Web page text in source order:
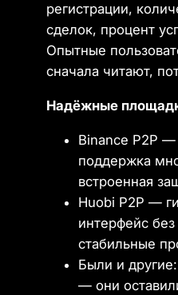
регистрации,
сделок, процент
Опытные
сначала читают,
Надёжные
Binance P2P
поддержка
встроенная
Huobi P2P —
интерфейс
стабильные
Были и
— они